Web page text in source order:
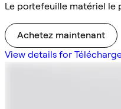
Le portefeuille matériel le
Achetez maintenant
View details for